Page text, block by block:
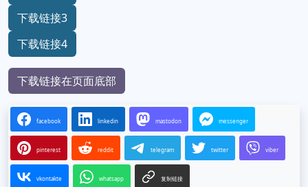
下载链接3
下载链接4
下载链接在页面底部
facebook linkedin mastodon messenger
pinterest reddit telegram twitter viber
vkontakte whatsapp 复制链接